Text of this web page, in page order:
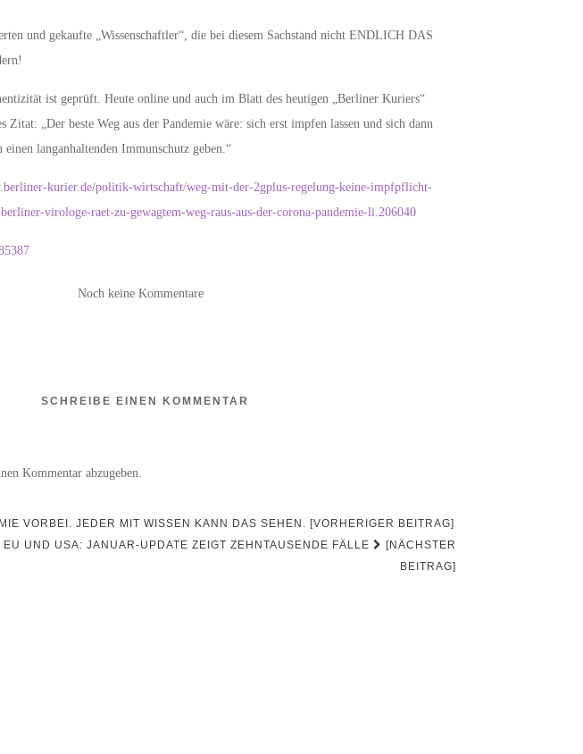
und gekaufte „Wissenschaftler“, die bei diesem Sachstand nicht ENDLICH DAS
ist geprüft. Heute online und auch im Blatt des heutigen „Berliner Kuriers“
Zitat: „Der beste Weg aus der Pandemie wäre: sich erst impfen lassen und sich dann
langanhaltenden Immunschutz geben.“
kurier.de/politik-wirtschaft/weg-mit-der-2gplus-regelung-keine-impfpflicht-
virologe-raet-zu-gewagtem-weg-raus-aus-der-corona-pandemie-li.206040
Noch keine Kommentare
SCHREIBE EINEN KOMMENTAR
Kommentar abzugeben.
VORBEI. JEDER MIT WISSEN KANN DAS SEHEN. [VORHERIGER BEITRAG]
UND USA: JANUAR-UPDATE ZEIGT ZEHNTAUSENDE FÄLLE
[NÄCHSTER
BEITRAG]